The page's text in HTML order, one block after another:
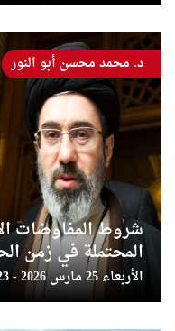
شروط المفاوضات
المحتملة في زمن
الأربعاء 25 مارس 2026 - 17:55:23
د. محمد محسن أبو النور